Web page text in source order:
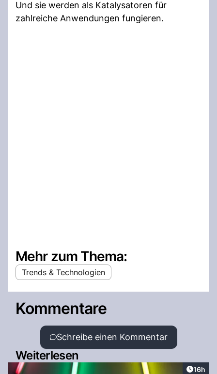
Und sie werden als Katalysatoren für
zahlreiche Anwendungen fungieren.
Mehr zum Thema:
Trends & Technologien
Kommentare
Schreibe einen Kommentar
Weiterlesen
Artikel
16h